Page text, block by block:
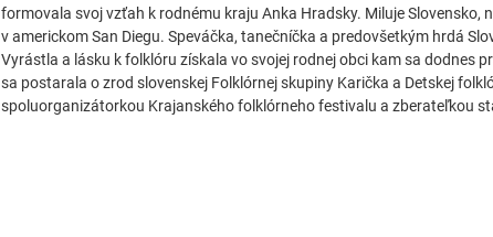
formovala svoj vzťah k rodnému kraju Anka Hradsky. Miluje Slovensko,
v americkom San Diegu. Speváčka, tanečníčka a predovšetkým hrdá
Vyrástla a lásku k folklóru získala vo svojej rodnej obci kam sa dodnes
sa postarala o zrod slovenskej Folklórnej skupiny Karička a Detskej
spoluorganizátorkou Krajanského folklórneho festivalu a zberateľkou